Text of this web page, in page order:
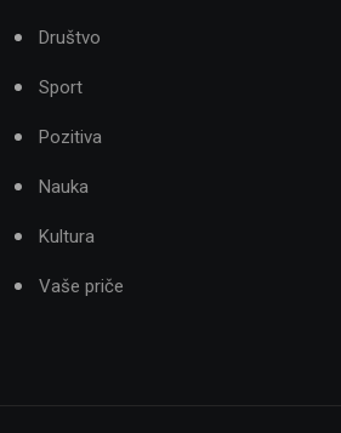
Društvo
Sport
Pozitiva
Nauka
Kultura
Vaše priče